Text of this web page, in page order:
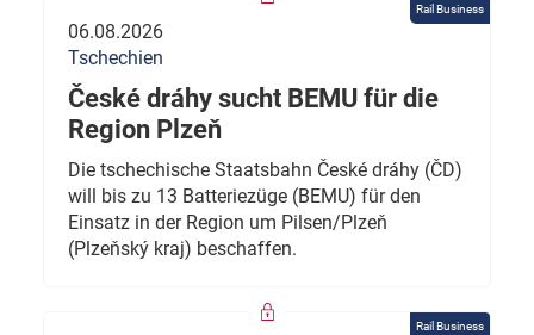
Rail Business
06.08.2026
Tschechien
České dráhy sucht BEMU für die
Region Plzeň
Die tschechische Staatsbahn České dráhy (ČD)
will bis zu 13 Batteriezüge (BEMU) für den
Einsatz in der Region um Pilsen/Plzeň
(Plzeňský kraj) beschaffen.
Rail Business